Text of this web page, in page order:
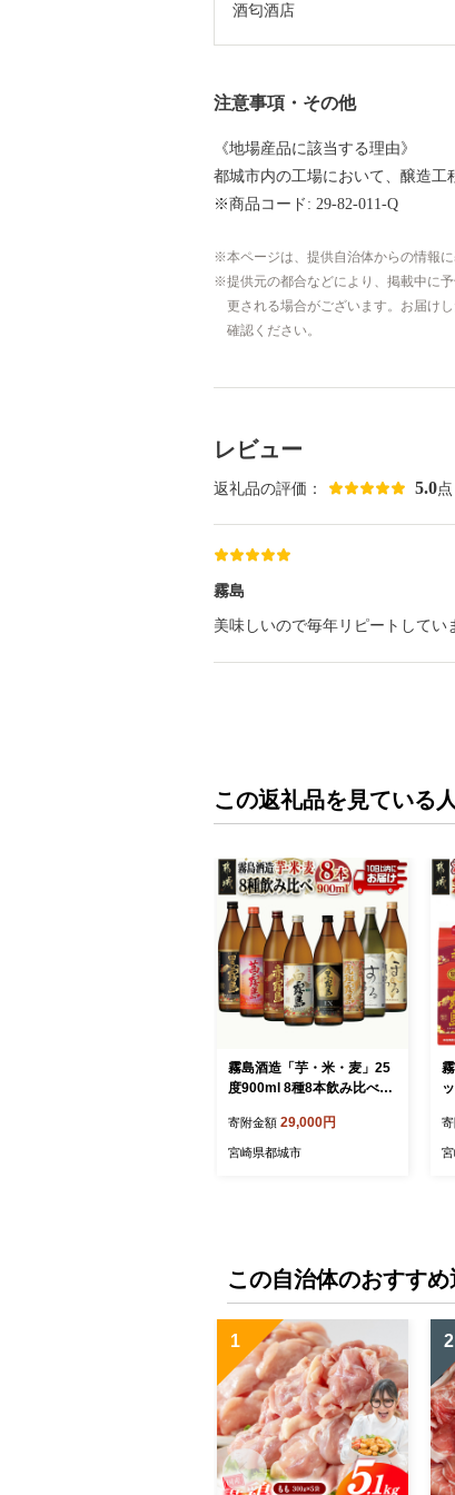
酒匂酒店
注意事項・その他
《地場産品に該当する理由》
都城市内の工場において、醸造
※商品コード: 29-82-011-Q
本ページは、提供自治体からの情報
提供元の都合などにより、掲載中に
更される場合がございます。お届け
確認ください。
レビュー
返礼品の評価： 5.0点
霧島
美味しいので毎年リピートしてい
この返礼品を見ている
霧島酒造「芋・米・麦」25
度900ml 8種8本飲み比べ≪
2-012-Q
寄附金額 29,000円
宮崎県都城市
この自治体のおすす
1 2